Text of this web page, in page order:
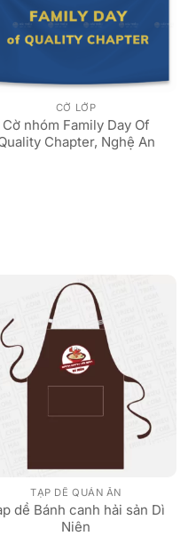
CỜ LỚP
Cờ nhóm Family Day Of
Chapter, Nghệ An
TẠP DỀ QUÁN ĂN
dề Bánh canh hải sản Dì
Niên